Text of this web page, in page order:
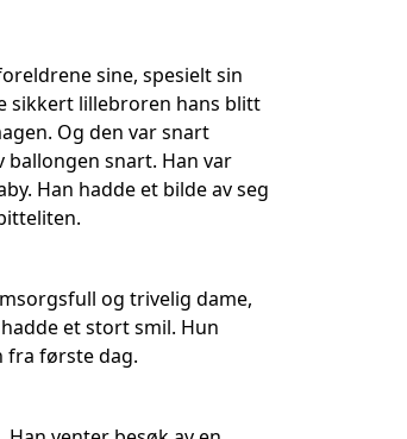
sine, spesielt sin
sikkert lillebroren hans blitt
Og den var snart
ballongen snart. Han var
Han hadde et bilde av seg
og trivelig dame,
et stort smil. Hun
fra første dag.